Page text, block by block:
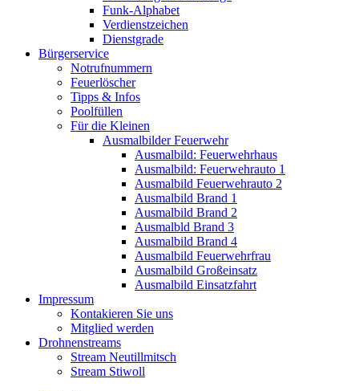
Funk-Alphabet
Verdienstzeichen
Dienstgrade
Bürgerservice
Notrufnummern
Feuerlöscher
Tipps & Infos
Poolfüllen
Für die Kleinen
Ausmalbilder Feuerwehr
Ausmalbild: Feuerwehrhaus
Ausmalbild: Feuerwehrauto 1
Ausmalbild Feuerwehrauto 2
Ausmalbild Brand 1
Ausmalbild Brand 2
Ausmalbld Brand 3
Ausmalbild Brand 4
Ausmalbild Feuerwehrfrau
Ausmalbild Großeinsatz
Ausmalbild Einsatzfahrt
Impressum
Kontakieren Sie uns
Mitglied werden
Drohnenstreams
Stream Neutillmitsch
Stream Stiwoll